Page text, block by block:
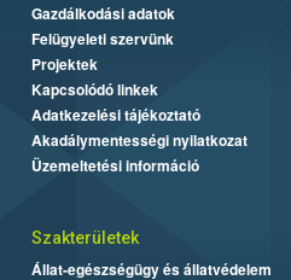
Gazdálkodási adatok
Felügyeleti szervünk
Projektek
Kapcsolódó linkek
Adatkezelési tájékoztató
Akadálymentességi nyilatkozat
Üzemeltetési információ
Szakterületek
Állat-egészségügy és állatvédelem